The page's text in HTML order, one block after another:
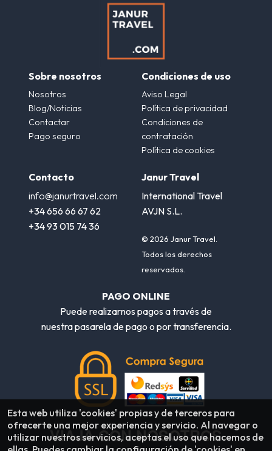
Sobre nosotros
Nosotros
Blog/Noticias
Contactar
Pago seguro
Condiciones de uso
Aviso Legal
Política de privacidad
Condiciones de
contratación
Política de cookies
Contacto
info@janurtravel.com
+34 656 66 67 62
+34 93 015 74 36
Janur Travel
International Travel
AVJN S.L.
© 2026 Janur Travel.
Todos los derechos
reservados.
PAGO ONLINE
Puede realizarnos pagos a través de
nuestra pasarela de pago o por transferencia.
VIAJA CON NOSOTROS
Esta web utiliza 'cookies' propias y de terceros para
ofrecerte una mejor experiencia y servicio. Al navegar o
utilizar nuestros servicios, aceptas el uso que hacemos de